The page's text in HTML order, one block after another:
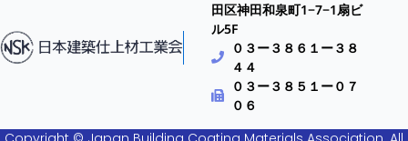
田区神田和泉町1−7−1扇ビ
ル5F
０３ー３８６１ー３８
４４
０３ー３８５１ー０７
０６